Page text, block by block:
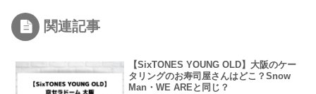
関連記事
【SixTONES YOUNG OLD】大阪のケー
タリングのお寿司屋さんはどこ？Snow
Man・WE AREと同じ？